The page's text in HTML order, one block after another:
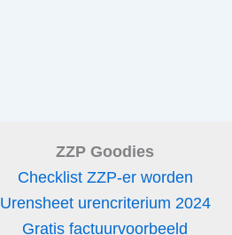
ZZP Goodies
Checklist ZZP-er worden
Urensheet urencriterium 2024
Gratis factuurvoorbeeld